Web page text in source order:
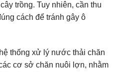
trồng. Tuy nhiên, cần thu
cách để tránh gây ô
thống xử lý nước thải chăn
cơ sở chăn nuôi lợn, nhằm